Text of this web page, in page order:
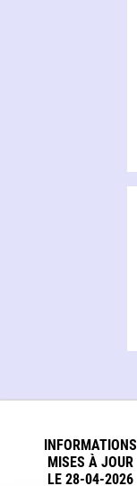
INFORMATIONS
MISES À JOUR
LE 28-04-2026